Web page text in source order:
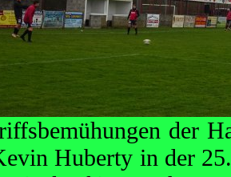
der
Huberty in der